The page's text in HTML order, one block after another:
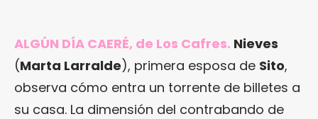
ALGÚN DÍA CAERÉ, de Los Cafres. Nieves
(Marta Larralde), primera esposa de Sito,
observa cómo entra un torrente de billetes a
su casa. La dimensión del contrabando de